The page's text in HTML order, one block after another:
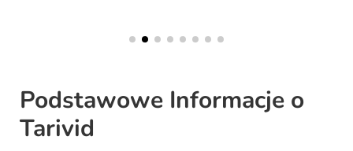
Podstawowe Informacje o
Tarivid